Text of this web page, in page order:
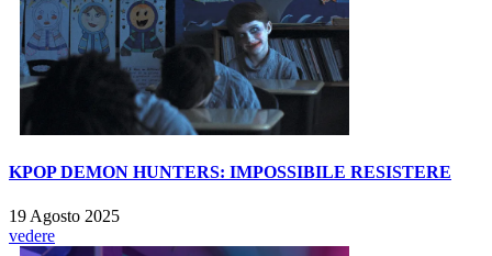
KPOP DEMON HUNTERS: IMPOSSIBILE RESISTERE
19 Agosto 2025
vedere